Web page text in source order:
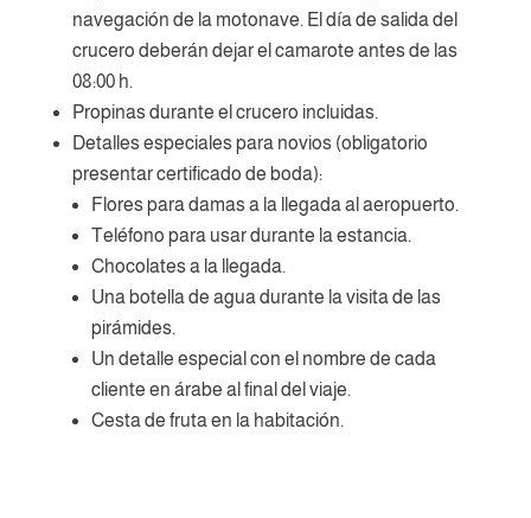
navegación de la motonave. El día de salida del
crucero deberán dejar el camarote antes de las
08:00 h.
Propinas durante el crucero incluidas.
Detalles especiales para novios (obligatorio
presentar certificado de boda):
Flores para damas a la llegada al aeropuerto.
Teléfono para usar durante la estancia.
Chocolates a la llegada.
Una botella de agua durante la visita de las
pirámides.
Un detalle especial con el nombre de cada
cliente en árabe al final del viaje.
Cesta de fruta en la habitación.